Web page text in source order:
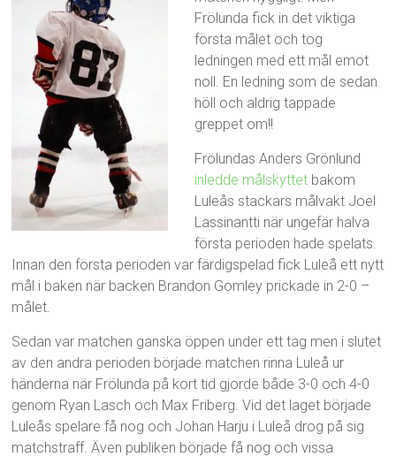
Frölunda fick in det viktiga
första målet och tog
ledningen med ett mål emot
noll. En ledning som de sedan
höll och aldrig tappade
greppet om!!
Frölundas Anders Grönlund
inledde målskyttet bakom
Luleås stackars målvakt Joel
Lassinantti när ungefär halva
första perioden hade spelats.
Innan den första perioden var färdigspelad fick Luleå ett nytt
mål i baken när backen Brandon Gomley prickade in 2-0 –
målet.
Sedan var matchen ganska öppen under ett tag men i slutet
av den andra perioden började matchen rinna Luleå ur
händerna när Frölunda på kort tid gjorde både 3-0 och 4-0
genom Ryan Lasch och Max Friberg. Vid det laget började
Luleås spelare få nog och Johan Harju i Luleå drog på sig
matchstraff. Även publiken började få nog och vissa